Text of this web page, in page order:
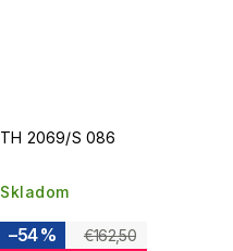
TH 2069/S 086
Skladom
€162,50
–54 %